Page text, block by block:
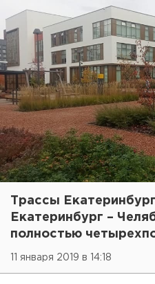
Трассы
Екатеринбург –
полностью
11 января 2019 в 14:18